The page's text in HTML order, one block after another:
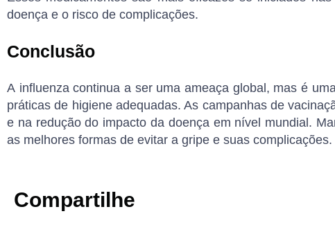
doença e o risco de complicações.
Conclusão
A influenza continua a ser uma ameaça global, mas é
práticas de higiene adequadas. As campanhas de
e na redução do impacto da doença em nível mundial.
as melhores formas de evitar a gripe e suas complicações.
Compartilhe